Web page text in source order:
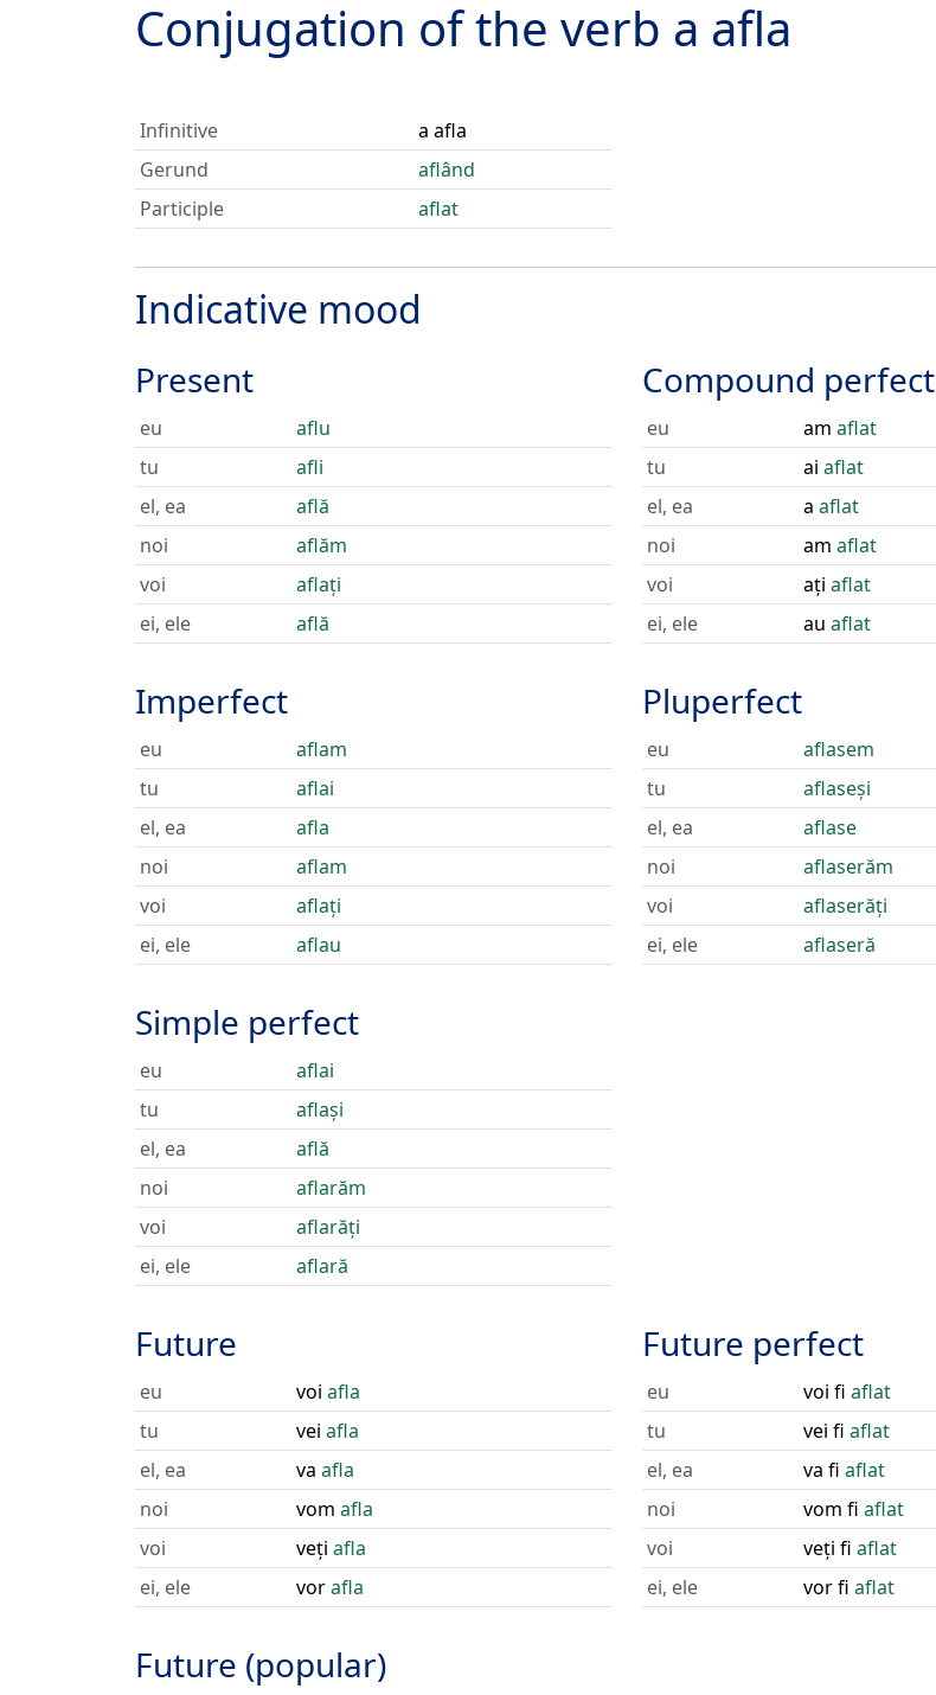
Conjugation of the verb a afla
Infinitive
a afla
Gerund
aflând
Participle
aflat
Indicative mood
Present
eu
aflu
tu
afli
el, ea
află
noi
aflăm
voi
aflați
ei, ele
află
Imperfect
eu
aflam
tu
aflai
el, ea
afla
noi
aflam
voi
aflați
ei, ele
aflau
Simple perfect
eu
aflai
tu
aflași
el, ea
află
noi
aflarăm
voi
aflarăți
ei, ele
aflară
Compound perfect
eu am aflat
tu
ai aflat
el, ea
a aflat
noi
am aflat
voi
ați aflat
ei, ele
au aflat
Pluperfect
eu
aflasem
tu
aflaseși
el, ea
aflase
noi
aflaserăm
voi
aflaserăți
ei, ele
aflaseră
Future
eu voi afla
tu
vei afla
el, ea
va afla
noi
vom afla
voi
veți afla
ei, ele
vorafla
Future (popular)
Future perfect
eu voi fi aflat
tu
vei fi aflat
el, ea
va fi aflat
noi
vom fi aflat
voi
veți fi aflat
ei, ele
vor fi aflat